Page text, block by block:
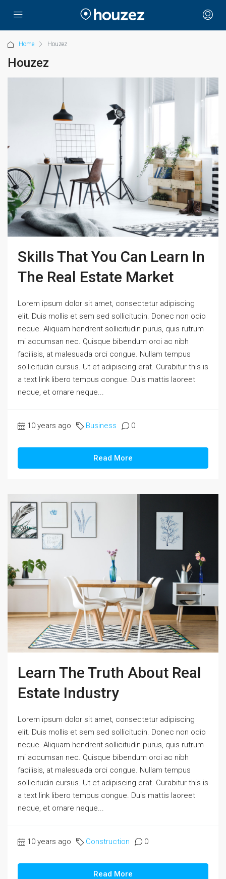
Home Houzez
Houzez
Skills That You Can Learn In
The Real Estate Market
Lorem ipsum dolor sit amet, consectetur adipiscing
elit. Duis mollis et sem sed sollicitudin. Donec non odio
neque. Aliquam hendrerit sollicitudin purus, quis rutrum
mi accumsan nec. Quisque bibendum orci ac nibh
facilisis, at malesuada orci congue. Nullam tempus
sollicitudin cursus. Ut et adipiscing erat. Curabitur this is
a text link libero tempus congue. Duis mattis laoreet
neque, et ornare neque...
10 years ago Business 0
Read More
Learn The Truth About Real
Estate Industry
Lorem ipsum dolor sit amet, consectetur adipiscing
elit. Duis mollis et sem sed sollicitudin. Donec non odio
neque. Aliquam hendrerit sollicitudin purus, quis rutrum
mi accumsan nec. Quisque bibendum orci ac nibh
facilisis, at malesuada orci congue. Nullam tempus
sollicitudin cursus. Ut et adipiscing erat. Curabitur this is
a text link libero tempus congue. Duis mattis laoreet
neque, et ornare neque...
10 years ago Construction 0
Read More